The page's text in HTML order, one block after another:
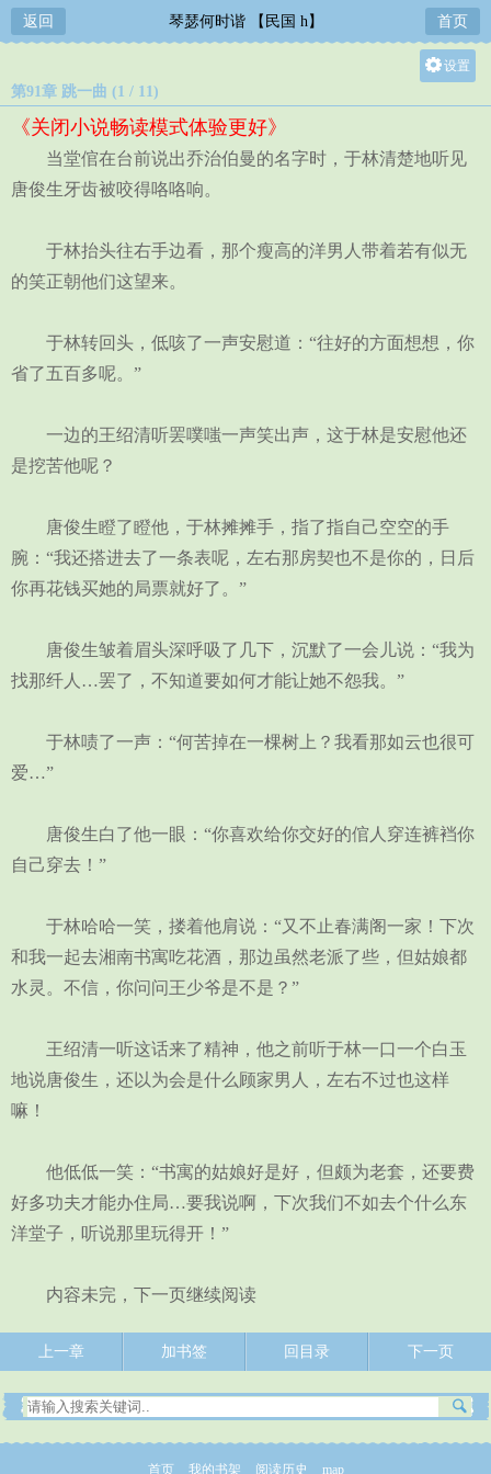
返回 琴瑟何时谐 【民国 h】 首页
设置
中
第91章 跳一曲 (1 / 11)
《关闭小说畅读模式体验更好》
当堂倌在台前说出乔治伯曼的名字时，于林清楚地听见
唐俊生牙齿被咬得咯咯响。
于林抬头往右手边看，那个瘦高的洋男人带着若有似无
的笑正朝他们这望来。
于林转回头，低咳了一声安慰道：“往好的方面想想，你
省了五百多呢。”
一边的王绍清听罢噗嗤一声笑出声，这于林是安慰他还
是挖苦他呢？
唐俊生瞪了瞪他，于林摊摊手，指了指自己空空的手
腕：“我还搭进去了一条表呢，左右那房契也不是你的，日后
你再花钱买她的局票就好了。”
唐俊生皱着眉头深呼吸了几下，沉默了一会儿说：“我为
找那纤人…罢了，不知道要如何才能让她不怨我。”
于林啧了一声：“何苦掉在一棵树上？我看那如云也很可
爱…”
唐俊生白了他一眼：“你喜欢给你交好的倌人穿连裤裆你
自己穿去！”
于林哈哈一笑，搂着他肩说：“又不止春满阁一家！下次
和我一起去湘南书寓吃花酒，那边虽然老派了些，但姑娘都
水灵。不信，你问问王少爷是不是？”
王绍清一听这话来了精神，他之前听于林一口一个白玉
地说唐俊生，还以为会是什么顾家男人，左右不过也这样
嘛！
他低低一笑：“书寓的姑娘好是好，但颇为老套，还要费
好多功夫才能办住局…要我说啊，下次我们不如去个什么东
洋堂子，听说那里玩得开！”
内容未完，下一页继续阅读
上一章 加书签 回目录 下一页
首页 我的书架 阅读历史 map